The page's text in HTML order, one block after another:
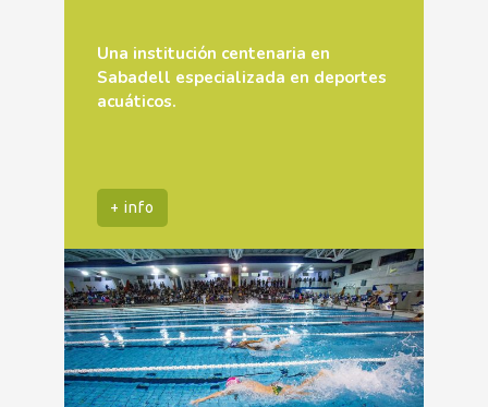
Una institución centenaria en
Sabadell especializada en deportes
acuáticos.
+ info